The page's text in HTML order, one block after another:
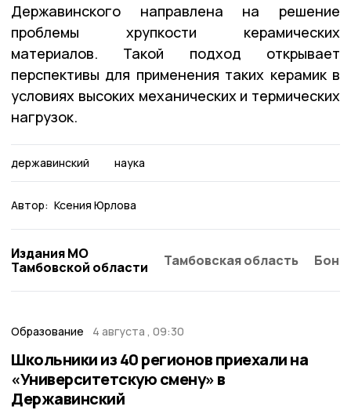
Державинского направлена на решение
проблемы хрупкости керамических
материалов. Такой подход открывает
перспективы для применения таких керамик в
условиях высоких механических и термических
нагрузок.
державинский наука
Автор: Ксения Юрлова
Издания МО
Тамбовской области
Тамбовская область
Образование 4 августа , 09:30
Школьники из 40 регионов приехали на
«Университетскую смену» в
Державинский